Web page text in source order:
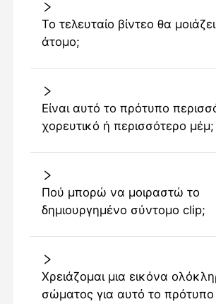
Το τελευταίο βίντεο θα μοιάζει
άτομο;
Είναι αυτό το πρότυπο
χορευτικό ή περισσότερο μέμ;
Πού μπορώ να μοιραστώ το
δημιουργημένο σύντομο clip;
Χρειάζομαι μια εικόνα
σώματος για αυτό το πρότυπο